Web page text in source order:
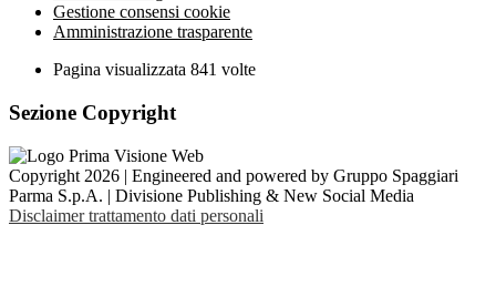
Gestione consensi cookie
Amministrazione trasparente
Pagina visualizzata 841 volte
Sezione Copyright
Copyright 2026 | Engineered and powered by Gruppo Spaggiari
Parma S.p.A. | Divisione Publishing & New Social Media
Disclaimer trattamento dati personali